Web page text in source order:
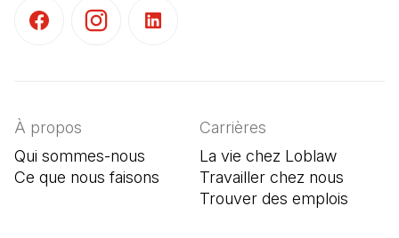
À propos
Qui sommes-nous
Ce que nous faisons
Carrières
La vie chez Loblaw
Travailler chez nous
Trouver des emplois